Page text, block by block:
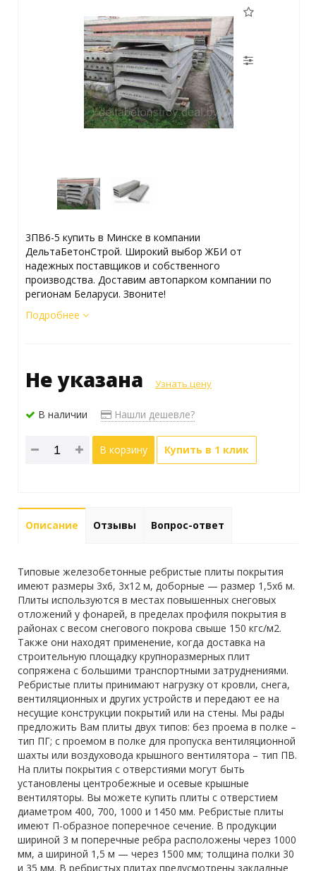
3ПВ6-5 купить в Минске в компании
ДельтаБетонСтрой. Широкий выбор ЖБИ от
надежных поставщиков и собственного
производства. Доставим автопарком компании по
регионам Беларуси. Звоните!
Подробнее
Не указана Узнать цену
В наличии Нашли дешевле?
В корзину Купить в 1 клик
Описание Отзывы Вопрос-ответ
Типовые железобетонные ребристые плиты покрытия
имеют размеры 3х6, 3х12 м, доборные — размер 1,5х6 м.
Плиты используются в местах повышенных снеговых
отложений у фонарей, в пределах профиля покрытия в
районах с весом снегового покрова свыше 150 кгс/м2.
Также они находят применение, когда доставка на
строительную площадку крупноразмерных плит
сопряжена с большими транспортными затруднениями.
Ребристые плиты принимают нагрузку от кровли, снега,
вентиляционных и других устройств и передают ее на
несущие конструкции покрытий или на стены. Мы рады
предложить Вам плиты двух типов: без проема в полке –
тип ПГ; с проемом в полке для пропуска вентиляционной
шахты или воздуховода крышного вентилятора – тип ПВ.
На плиты покрытия с отверстиями могут быть
установлены центробежные и осевые крышные
вентиляторы. Вы можете купить плиты с отверстием
диаметром 400, 700, 1000 и 1450 мм. Ребристые плиты
имеют П-образное поперечное сечение. В продукции
шириной 3 м поперечные ребра расположены через 1000
мм, а шириной 1,5 м — через 1500 мм; толщина полки 30
и 35 мм. В ребристых плитах предусмотрены закладные